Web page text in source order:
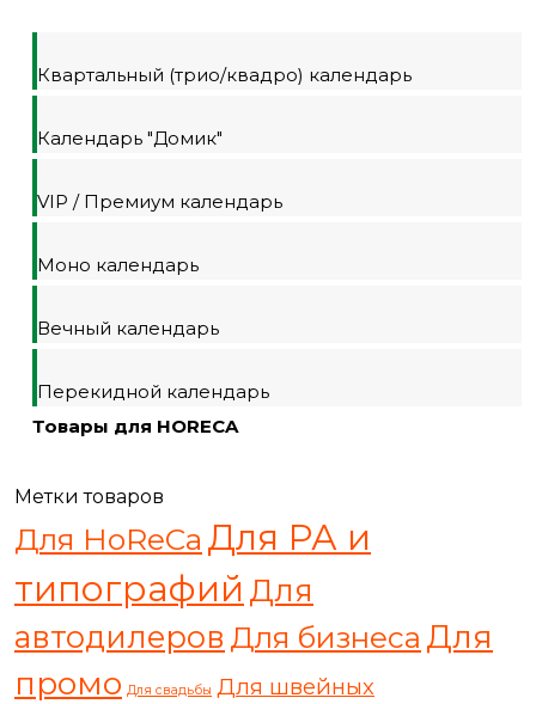
Квартальный (трио/квадро) календарь
Календарь "Домик"
VIP / Премиум календарь
Моно календарь
Вечный календарь
Перекидной календарь
Товары для HORECA
Метки товаров
Для HoReCa Для РА и
типографий Для
автодилеров Для бизнеса Для
промо Для свадьбы Для швейных